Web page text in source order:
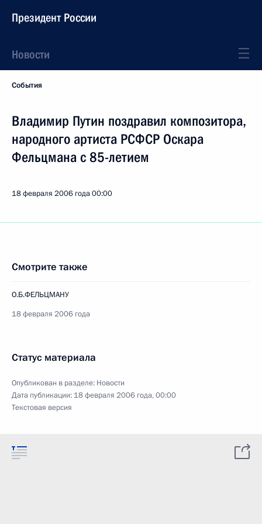
Президент России
Новости
События
Владимир Путин поздравил композитора,
народного артиста РСФСР Оскара
Фельцмана с 85-летием
18 февраля 2006 года00:00
Смотрите также
О.Б.ФЕЛЬЦМАНУ
18 февраля 2006 года
Статус материала
Опубликован в разделе: Новости
Дата публикации: 18 февраля 2006 года, 00:00
Текстовая версия